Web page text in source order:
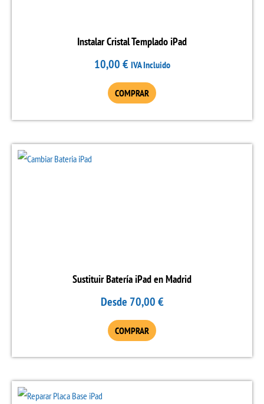
Instalar Cristal Templado iPad
10,00€ IVA Incluido
COMPRAR
Sustituir Batería iPad en Madrid
Desde 70,00€
COMPRAR
se
en
de